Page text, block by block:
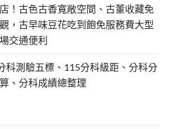
！古色古香寬敞空間、古董收藏免
，古早味豆花吃到飽免服務費大型
交通便利
科測驗五標、115分科級距、分科分
、分科成績總整理